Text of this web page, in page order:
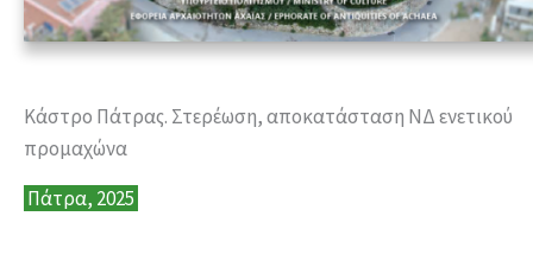
Κάστρο Πάτρας. Στερέωση, αποκατάσταση ΝΔ ενετικού
προμαχώνα
Πάτρα, 2025